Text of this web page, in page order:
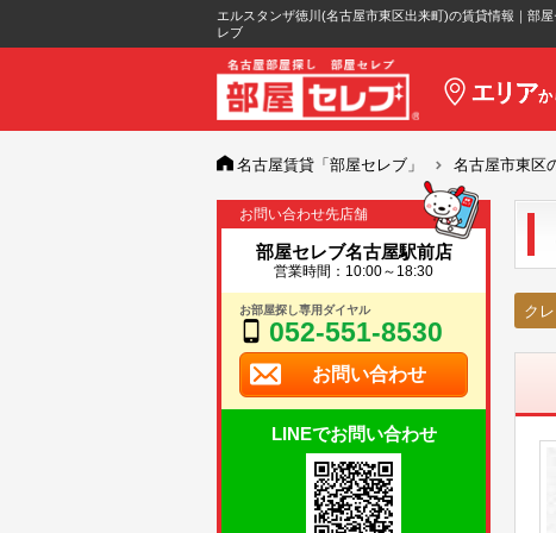
エルスタンザ徳川(名古屋市東区出来町)の賃貸情報｜部屋
レブ
名古屋賃貸「部屋セレブ」 名古屋市東区
お問い合わせ先店舗
部屋セレブ名古屋駅前店
営業時間：10:00～18:30
お部屋探し専用ダイヤル
052-551-8530
お問い合わせ
LINEでお問い合わせ
ク